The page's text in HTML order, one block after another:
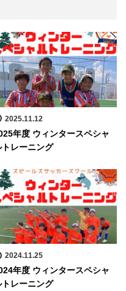
2025.11.12
年度 ウィンタースペシャ
トレーニング
2024.11.25
年度 ウィンタースペシャ
トレーニング